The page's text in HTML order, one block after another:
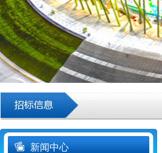
新闻中心